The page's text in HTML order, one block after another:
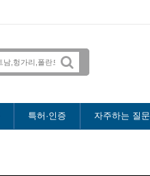
특허·인증 자주하는 질문